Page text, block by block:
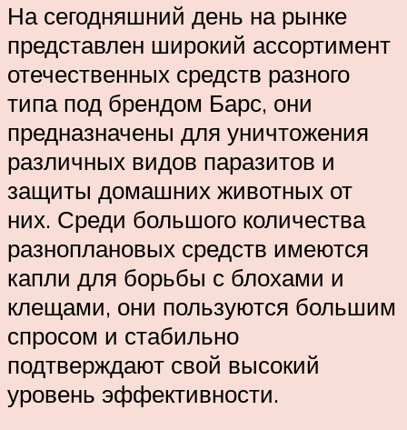
На сегодняшний день на рынке
представлен широкий ассортимент
отечественных средств разного
типа под брендом Барс, они
предназначены для уничтожения
различных видов паразитов и
защиты домашних животных от
них. Среди большого количества
разноплановых средств имеются
капли для борьбы с блохами и
клещами, они пользуются большим
спросом и стабильно
подтверждают свой высокий
уровень эффективности.